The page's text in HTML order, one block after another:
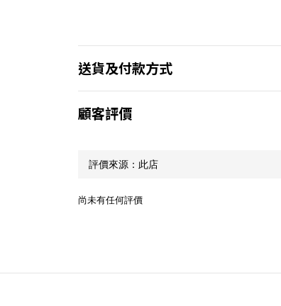
送貨及付款方式
顧客評價
尚未有任何評價